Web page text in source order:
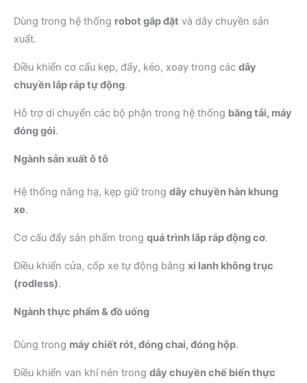
Dùng trong hệ thống robot gắp đặt và dây chuyền sản
xuất.
Điều khiển cơ cấu kẹp, đẩy, kéo, xoay trong các dây
chuyền lắp ráp tự động.
Hỗ trợ di chuyển các bộ phận trong hệ thống băng tải, máy
đóng gói.
Ngành sản xuất ô tô
Hệ thống nâng hạ, kẹp giữ trong dây chuyền hàn khung
xe.
Cơ cấu đẩy sản phẩm trong quá trình lắp ráp động cơ.
Điều khiển cửa, cốp xe tự động bằng xi lanh không trục
(rodless).
Ngành thực phẩm & đồ uống
Dùng trong máy chiết rót, đóng chai, đóng hộp.
Điều khiển van khí nén trong dây chuyền chế biến thực